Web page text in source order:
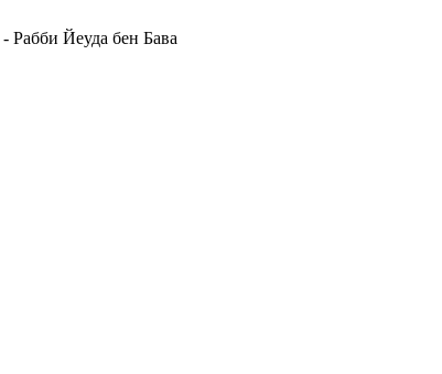
- Рабби Йеуда бен Бава